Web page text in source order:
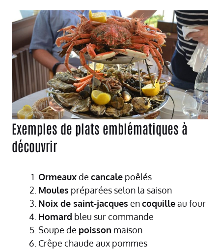
Exemples de plats emblématiques à
découvrir
Ormeauxde cancale poêlés
Moules préparées selon la saison
Noix de saint-jacques encoquilleau four
Homard bleu sur commande
Soupe de poisson maison
Crêpe chaude aux pommes